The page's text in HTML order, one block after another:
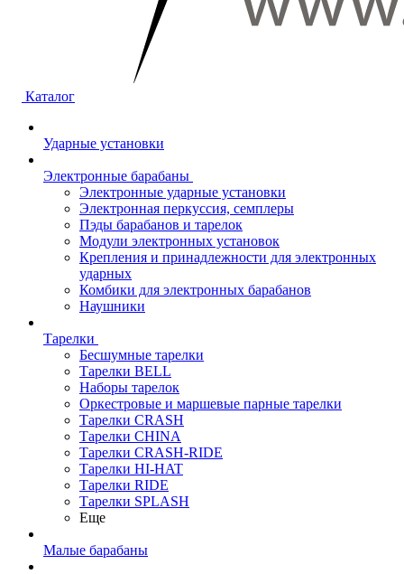
Каталог
Ударные установки
Электронные барабаны
Электронные ударные установки
Электронная перкуссия, семплеры
Пэды барабанов и тарелок
Модули электронных установок
Крепления и принадлежности для электронных
ударных
Комбики для электронных барабанов
Наушники
Тарелки
Бесшумные тарелки
Тарелки BELL
Наборы тарелок
Оркестровые и маршевые парные тарелки
Тарелки CRASH
Тарелки CHINA
Тарелки CRASH-RIDE
Тарелки HI-HAT
Тарелки RIDE
Тарелки SPLASH
Еще
Малые барабаны